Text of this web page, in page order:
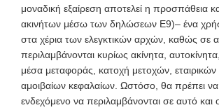
μοναδική εξαίρεση αποτελεί η προσπάθεια
ακινήτων μέσω των δηλώσεων Ε9)– ένα
στα χέρια των ελεγκτικών αρχών, καθώς σε
περιλαμβάνονται κυρίως ακίνητα,
μέσα μεταφοράς, κατοχή μετοχών, εταιρικών
αμοιβαίων κεφαλαίων. Ωστόσο, θα πρέπει να
ενδεχόμενο να περιλαμβάνονται σε αυτό και